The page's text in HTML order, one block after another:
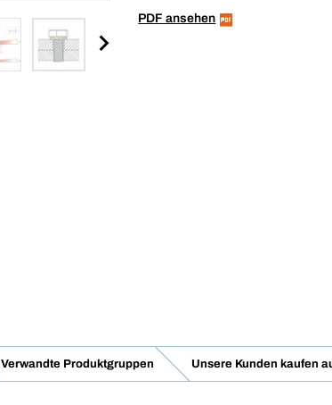
PDF ansehen
Verwandte Produktgruppen Unsere Kunden kaufen